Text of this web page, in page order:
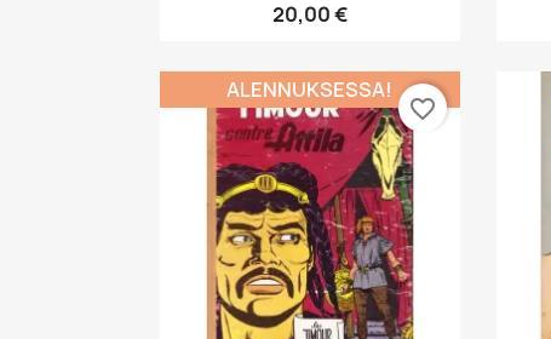
20,00 €
ALENNUKSESSA!
favorite_border